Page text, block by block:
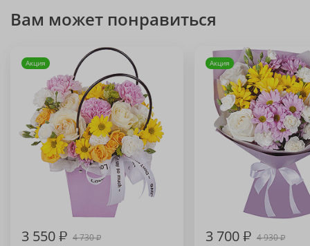
Вам может понравиться
Акция
3 550₽ 4 730₽
Акция
3 700₽ 4 930₽